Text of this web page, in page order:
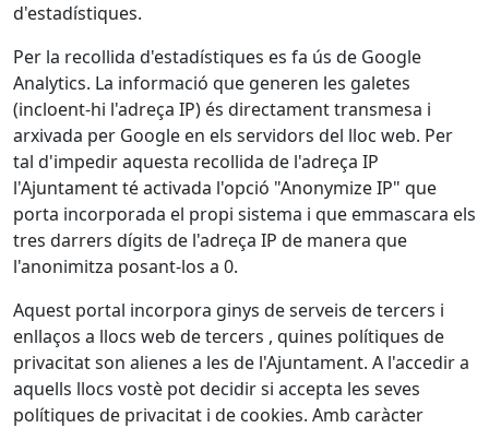
d'estadístiques.
Per la recollida d'estadístiques es fa ús de Google
Analytics. La informació que generen les galetes
(incloent-hi l'adreça IP) és directament transmesa i
arxivada per Google en els servidors del lloc web. Per
tal d'impedir aquesta recollida de l'adreça IP
l'Ajuntament té activada l'opció "Anonymize IP" que
porta incorporada el propi sistema i que emmascara els
tres darrers dígits de l'adreça IP de manera que
l'anonimitza posant-los a 0.
Aquest portal incorpora ginys de serveis de tercers i
enllaços a llocs web de tercers , quines polítiques de
privacitat son alienes a les de l'Ajuntament. A l'accedir a
aquells llocs vostè pot decidir si accepta les seves
polítiques de privacitat i de cookies. Amb caràcter